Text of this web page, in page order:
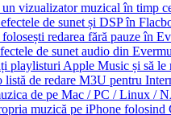
vizualizator muzical în timp
de sunet și DSP în
redarea fără pauze în
de sunet audio din
playlisturi Apple Music și să
listă de redare M3U pentru
de pe Mac / PC / Linux /
muzică pe iPhone folosind